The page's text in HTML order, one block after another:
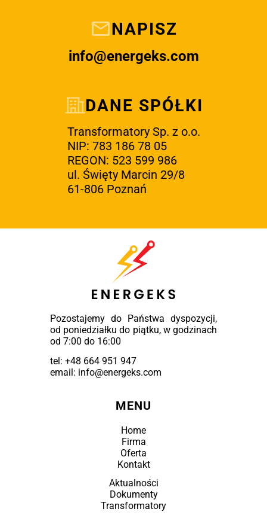
NAPISZ
info@energeks.com
DANE SPÓŁKI
Transformatory Sp. z o.o.
NIP: 783 186 78 05
REGON: 523 599 986
ul. Święty Marcin 29/8
61-806 Poznań
Pozostajemy do Państwa dyspozycji,
od poniedziałku do piątku, w godzinach
od 7:00 do 16:00
tel: +48 664 951 947
email: info@energeks.com
MENU
Home
Firma
Oferta
Kontakt
Aktualności
Dokumenty
Transformatory